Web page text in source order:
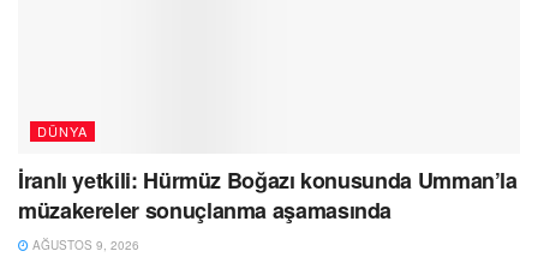
DÜNYA
İranlı yetkili: Hürmüz Boğazı konusunda Umman’la
müzakereler sonuçlanma aşamasında
AĞUSTOS 9, 2026